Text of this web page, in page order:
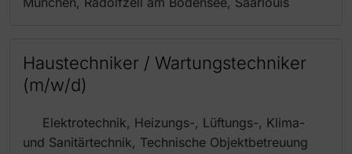
Haustechniker / Wartungstechniker
(m/w/d)
Elektrotechnik, Heizungs-, Lüftungs-, Klima-
und Sanitärtechnik, Technische Objektbetreuung